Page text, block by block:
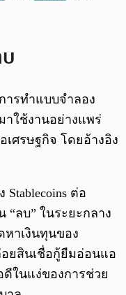
รทำแบบจำลอง
าใช้งานอย่างแพร่
เศรษฐกิจ โดยอ้างอิง
ต่อ
“ลบ” ในระยะกลาง
หาเงินทุนของ
ยสินเชื่อกู้ยืมอ่อนแอ
ในแง่ของการช่วย